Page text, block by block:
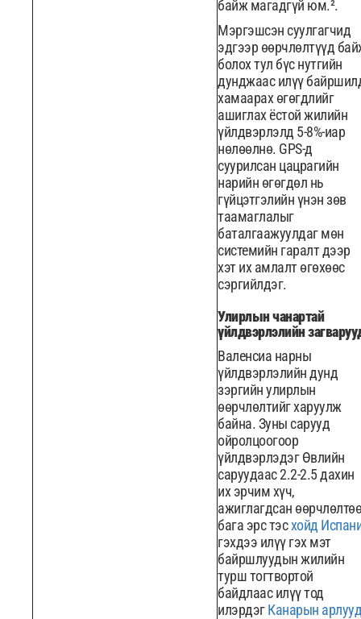
байж магадгүй юм.².
Мэргэшсэн суулгагчид
эдгээр өөрчлөлтүүд
болох тул бүс нутгийн
дунджаас илүү
хамаарах өгөгдлийг
ашиглах ёстой жилийн
үйлдвэрлэлд 5-8%-иар
нөлөөлнө. GPS-д
суурилсан цацрагийн
нарийн өгөгдөл нь
гүйцэтгэлийн үнэн зөв
таамаглалыг
баталгаажуулдаг мөн
системийн гаралт дээр
хэт их амлалт өгөхөөс
сэргийлдэг.
Улирлын чанартай
үйлдвэрлэлийн
Валенсиа нарны
үйлдвэрлэлийн дунд
зэргийн улирлын
өөрчлөлтийг харуулж
байна. Зуны сарууд
ойролцоогоор
үйлдвэрлэдэг Өвлийн
саруудаас 2.2-2.5 дахин
их эрчим хүч,
ажиглагдсан
бага эрс тэсхойд
гэхдээ илүү гэх мэт
байршлуудын жилийн
турш тогтвортой
байдлаас илүү тод
илэрдэгКанарын арлууд